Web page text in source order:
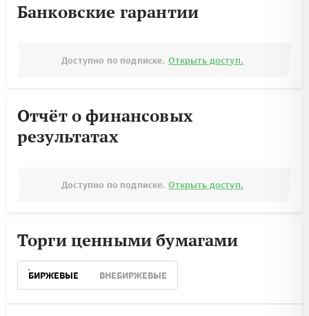
Банковские гарантии
Доступно по подписке. Открыть доступ.
Отчёт о финансовых
результатах
Доступно по подписке. Открыть доступ.
Торги ценными бумагами
БИРЖЕВЫЕ ВНЕБИРЖЕВЫЕ